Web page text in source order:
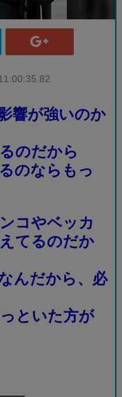
響が強いのか
のだから
のならもっ
コやベッカ
てるのだか
んだから、必
といた方が